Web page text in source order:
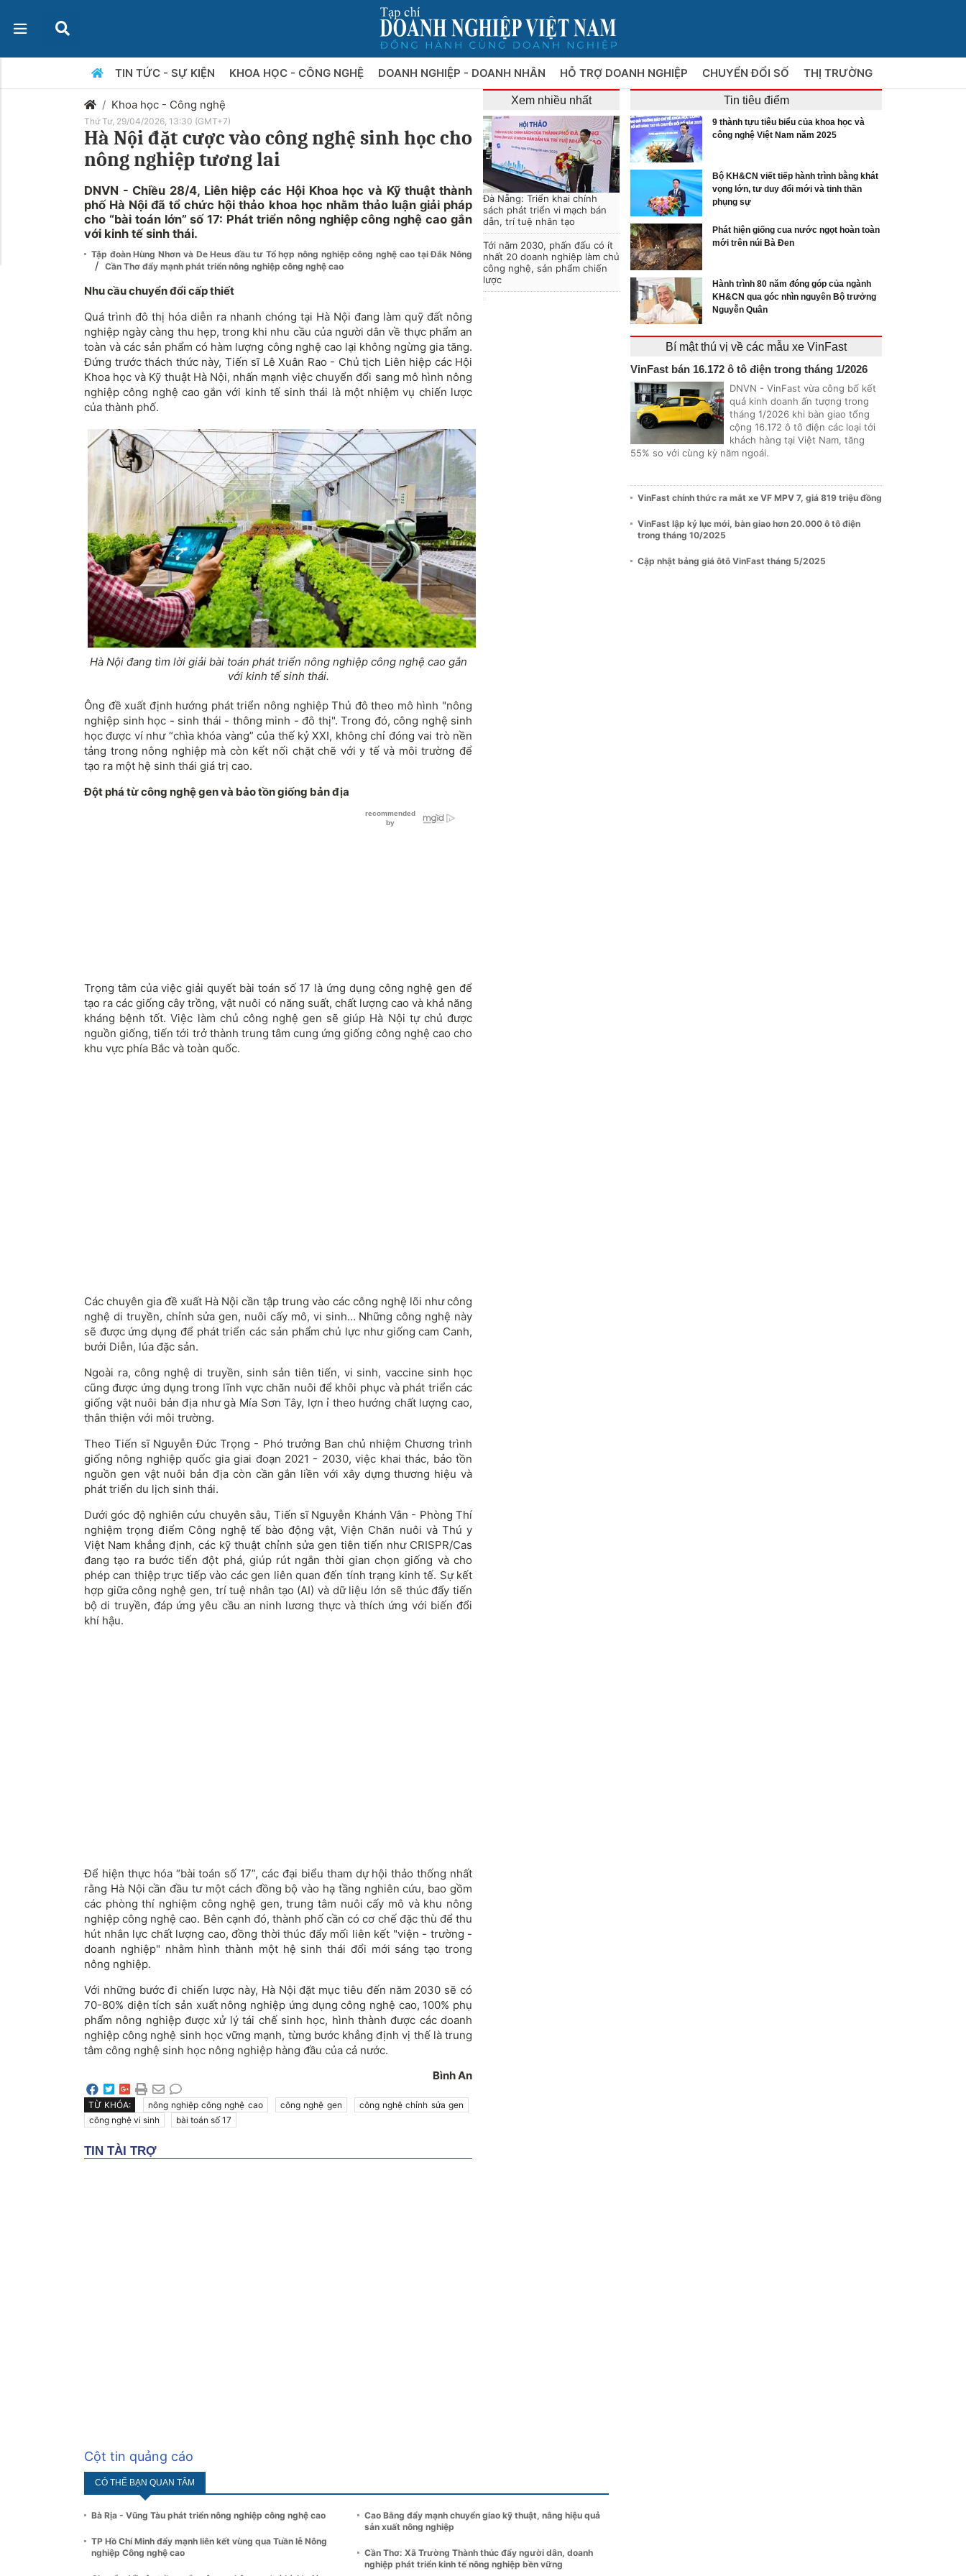
TIN TỨC - SỰ KIỆN KHOA HỌC - CÔNG NGHỆ DOANH NGHIỆP - DOANH NHÂN HỖ TRỢ DOANH NGHIỆP CHUYỂN ĐỔI SỐ THỊ TRƯỜNG
Khoa học - Công nghệ
Thứ Tư, 29/04/2026, 13:30 (GMT+7)
Hà Nội đặt cược vào công nghệ sinh học cho
nông nghiệp tương lai
DNVN - Chiều 28/4, Liên hiệp các Hội Khoa học và Kỹ thuật thành
phố Hà Nội đã tổ chức hội thảo khoa học nhằm thảo luận giải pháp
cho “bài toán lớn” số 17: Phát triển nông nghiệp công nghệ cao gắn
với kinh tế sinh thái.
Tập đoàn Hùng Nhơn và De Heus đầu tư Tổ hợp nông nghiệp công nghệ cao tại Đắk Nông
/ Cần Thơ đẩy mạnh phát triển nông nghiệp công nghệ cao
Nhu cầu chuyển đổi cấp thiết
Quá trình đô thị hóa diễn ra nhanh chóng tại Hà Nội đang làm quỹ đất nông
nghiệp ngày càng thu hẹp, trong khi nhu cầu của người dân về thực phẩm an
toàn và các sản phẩm có hàm lượng công nghệ cao lại không ngừng gia tăng.
Đứng trước thách thức này, Tiến sĩ Lê Xuân Rao - Chủ tịch Liên hiệp các Hội
Khoa học và Kỹ thuật Hà Nội, nhấn mạnh việc chuyển đổi sang mô hình nông
nghiệp công nghệ cao gắn với kinh tế sinh thái là một nhiệm vụ chiến lược
của thành phố.
Hà Nội đang tìm lời giải bài toán phát triển nông nghiệp công nghệ cao gắn
với kinh tế sinh thái.
Ông đề xuất định hướng phát triển nông nghiệp Thủ đô theo mô hình "nông
nghiệp sinh học - sinh thái - thông minh - đô thị". Trong đó, công nghệ sinh
học được ví như “chìa khóa vàng” của thế kỷ XXI, không chỉ đóng vai trò nền
tảng trong nông nghiệp mà còn kết nối chặt chẽ với y tế và môi trường để
tạo ra một hệ sinh thái giá trị cao.
Đột phá từ công nghệ gen và bảo tồn giống bản địa
Trọng tâm của việc giải quyết bài toán số 17 là ứng dụng công nghệ gen để
tạo ra các giống cây trồng, vật nuôi có năng suất, chất lượng cao và khả năng
kháng bệnh tốt. Việc làm chủ công nghệ gen sẽ giúp Hà Nội tự chủ được
nguồn giống, tiến tới trở thành trung tâm cung ứng giống công nghệ cao cho
khu vực phía Bắc và toàn quốc.
Các chuyên gia đề xuất Hà Nội cần tập trung vào các công nghệ lõi như công
nghệ di truyền, chỉnh sửa gen, nuôi cấy mô, vi sinh… Những công nghệ này
sẽ được ứng dụng để phát triển các sản phẩm chủ lực như giống cam Canh,
bưởi Diễn, lúa đặc sản.
Ngoài ra, công nghệ di truyền, sinh sản tiên tiến, vi sinh, vaccine sinh học
cũng được ứng dụng trong lĩnh vực chăn nuôi để khôi phục và phát triển các
giống vật nuôi bản địa như gà Mía Sơn Tây, lợn ỉ theo hướng chất lượng cao,
thân thiện với môi trường.
Theo Tiến sĩ Nguyễn Đức Trọng - Phó trưởng Ban chủ nhiệm Chương trình
giống nông nghiệp quốc gia giai đoạn 2021 - 2030, việc khai thác, bảo tồn
nguồn gen vật nuôi bản địa còn cần gắn liền với xây dựng thương hiệu và
phát triển du lịch sinh thái.
Dưới góc độ nghiên cứu chuyên sâu, Tiến sĩ Nguyễn Khánh Vân - Phòng Thí
nghiệm trọng điểm Công nghệ tế bào động vật, Viện Chăn nuôi và Thú y
Việt Nam khẳng định, các kỹ thuật chỉnh sửa gen tiên tiến như CRISPR/Cas
đang tạo ra bước tiến đột phá, giúp rút ngắn thời gian chọn giống và cho
phép can thiệp trực tiếp vào các gen liên quan đến tính trạng kinh tế. Sự kết
hợp giữa công nghệ gen, trí tuệ nhân tạo (AI) và dữ liệu lớn sẽ thúc đẩy tiến
bộ di truyền, đáp ứng yêu cầu an ninh lương thực và thích ứng với biến đổi
khí hậu.
Để hiện thực hóa “bài toán số 17”, các đại biểu tham dự hội thảo thống nhất
rằng Hà Nội cần đầu tư một cách đồng bộ vào hạ tầng nghiên cứu, bao gồm
các phòng thí nghiệm công nghệ gen, trung tâm nuôi cấy mô và khu nông
nghiệp công nghệ cao. Bên cạnh đó, thành phố cần có cơ chế đặc thù để thu
hút nhân lực chất lượng cao, đồng thời thúc đẩy mối liên kết "viện - trường -
doanh nghiệp" nhằm hình thành một hệ sinh thái đổi mới sáng tạo trong
nông nghiệp.
Với những bước đi chiến lược này, Hà Nội đặt mục tiêu đến năm 2030 sẽ có
70-80% diện tích sản xuất nông nghiệp ứng dụng công nghệ cao, 100% phụ
phẩm nông nghiệp được xử lý tái chế sinh học, hình thành được các doanh
nghiệp công nghệ sinh học vững mạnh, từng bước khẳng định vị thế là trung
tâm công nghệ sinh học nông nghiệp hàng đầu của cả nước.
Bình An
TỪ KHÓA: nông nghiệp công nghệ cao công nghệ gen
công nghệ chỉnh sửa gen
công nghệ vi sinh
bài toán số 17
Xem nhiều nhất
Đà Nẵng: Triển khai chính
sách phát triển vi mạch bán
dẫn, trí tuệ nhân tạo
Tới năm 2030, phấn đấu có ít
nhất 20 doanh nghiệp làm chủ
công nghệ, sản phẩm chiến
lược
Cột tin quảng cáo
CÓ THỂ BẠN QUAN TÂM
Bà Rịa - Vũng Tàu phát triển nông nghiệp công nghệ cao
TP Hồ Chí Minh đẩy mạnh liên kết vùng qua Tuần lễ Nông
nghiệp Công nghệ cao
Cao Bằng đẩy mạnh chuyển giao kỹ thuật, nâng hiệu quả
sản xuất nông nghiệp
Cần Thơ: Xã Trường Thành thúc đẩy người dân, doanh
nghiệp phát triển kinh tế nông nghiệp bền vững
Tin tiêu điểm
9 thành tựu tiêu biểu của khoa học và
công nghệ Việt Nam năm 2025
Bộ KH&CN viết tiếp hành trình bằng khát
vọng lớn, tư duy đổi mới và tinh thần
phụng sự
Phát hiện giống cua nước ngọt hoàn toàn
mới trên núi Bà Đen
Hành trình 80 năm đóng góp của ngành
KH&CN qua góc nhìn nguyên Bộ trưởng
Nguyễn Quân
Bí mật thú vị về các mẫu xe VinFast
VinFast bán 16.172 ô tô điện trong tháng 1/2026
DNVN - VinFast vừa công bố kết
quả kinh doanh ấn tượng trong
tháng 1/2026 khi bàn giao tổng
cộng 16.172 ô tô điện các loại tới
khách hàng tại Việt Nam, tăng
55% so với cùng kỳ năm ngoái.
VinFast chính thức ra mắt xe VF MPV 7, giá 819 triệu đồng
VinFast lập kỷ lục mới, bàn giao hơn 20.000 ô tô điện
trong tháng 10/2025
Cập nhật bảng giá ôtô VinFast tháng 5/2025